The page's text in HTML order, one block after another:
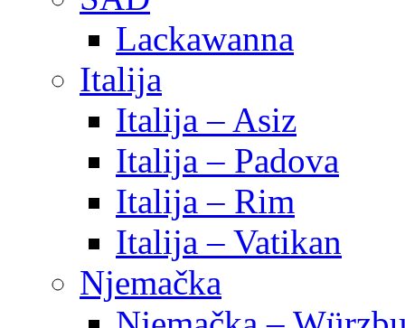
Lackawanna
Italija
Italija – Asiz
Italija – Padova
Italija – Rim
Italija – Vatikan
Njemačka